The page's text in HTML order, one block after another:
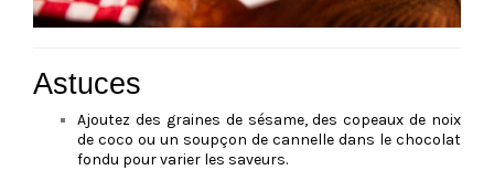
Astuces
Ajoutez des graines de sésame, des copeaux de noix
de coco ou un soupçon de cannelle dans le chocolat
fondu pour varier les saveurs.